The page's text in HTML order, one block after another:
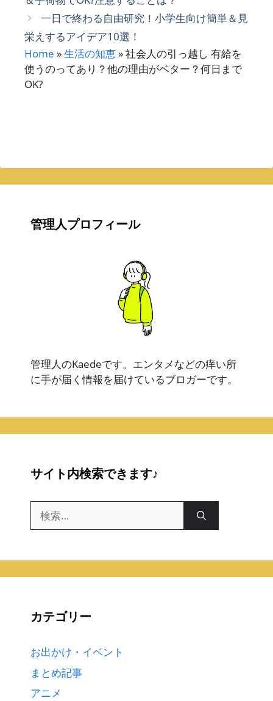
リ
ー
一日で終わる自由研究！小学生向け簡単＆見
栄えするアイデア10選！
Home »生活の知恵 »社会人の引っ越し 有給を
使うのってあり？他の理由がベター？何日まで
OK?
管理人プロフィール
管理人のKaedeです。エンタメなどの痒い所
に手が届く情報を届けているブロガーです。
サイト内検索できます♪
索:
カテゴリー
お出かけ・イベント
まとめ記事
アニメ